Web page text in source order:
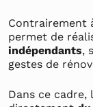
Contrairement
permet de
indépendants,
gestes de
Dans ce cadre,